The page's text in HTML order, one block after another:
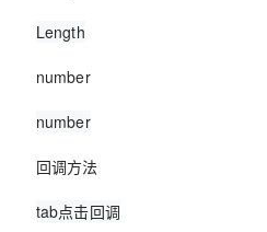
Length
number
number
回调方法
tab点击回调